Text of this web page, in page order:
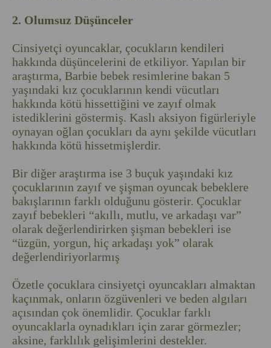
2. Olumsuz Düşünceler
Cinsiyetçi oyuncaklar, çocukların kendileri
hakkında düşüncelerini de etkiliyor. Yapılan bir
araştırma, Barbie bebek resimlerine bakan 5
yaşındaki kız çocuklarının kendi vücutları
hakkında kötü hissettiğini ve zayıf olmak
istediklerini göstermiş. Kaslı aksiyon figürleriyle
oynayan oğlan çocukları da aynı şekilde vücutları
hakkında kötü hissetmişlerdir.
Bir diğer araştırma ise 3 buçuk yaşındaki kız
çocuklarının zayıf ve şişman oyuncak bebeklere
bakışlarının farklı olduğunu gösterir. Çocuklar
zayıf bebekleri “akıllı, mutlu, ve arkadaşı var”
olarak değerlendirirken şişman bebekleri ise
“üzgün, yorgun, hiç arkadaşı yok” olarak
değerlendiriyorlarmış
Özetle çocuklara cinsiyetçi oyuncakları almaktan
kaçınmak, onların özgüvenleri ve beden algıları
açısından çok önemlidir. Çocuklar farklı
oyuncaklarla oynadıkları için zarar görmezler;
aksine, farklılık gelişimlerini destekler.